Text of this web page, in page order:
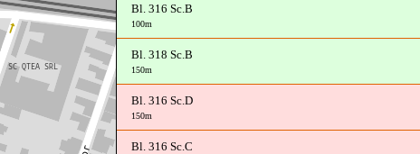
Bl. 316 Sc.B
100m
Bl. 318 Sc.B
150m
Bl. 316 Sc.D
150m
Bl. 316 Sc.C